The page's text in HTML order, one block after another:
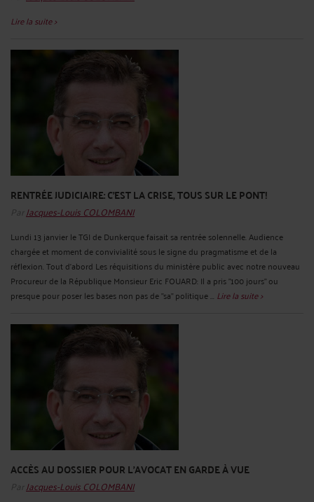
Lire la suite >
RENTRÉE JUDICIAIRE: C'EST LA CRISE, TOUS SUR LE PONT!
Par Jacques-Louis COLOMBANI
Lundi 13 janvier le TGI de Dunkerque faisait sa rentrée solennelle. Audience
chargée et moment de convivialité sous le signe du pragmatisme et de la
réflexion. Tout d'abord Les réquisitions du ministère public avec notre nouveau
Procureur de la République Monsieur Eric FOUARD: Il a pris "100 jours" ou
presque pour poser les bases non pas de "sa" politique ... Lire la suite >
ACCÈS AU DOSSIER POUR L'AVOCAT EN GARDE À VUE
Par Jacques-Louis COLOMBANI